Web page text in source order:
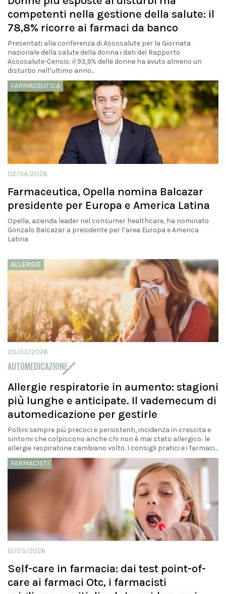
competenti nella gestione della salute: il
78,8% ricorre ai farmaci da banco
Presentati alla conferenza di Assosalute per la Giornata
nazionale della salute della donna i dati del Rapporto
Assosalute-Censis: il 93,9% delle donne ha avuto almeno un
disturbo nell’ultimo anno...
FARMACEUTICA
02/04/2026
Farmaceutica, Opella nomina Balcazar
presidente per Europa e America Latina
Opella, azienda leader nel consumer healthcare, ha nominato
Gonzalo Balcazar a presidente per l’area Europa e America
Latina
ALLERGIE
20/03/2026
AUTOMEDICAZIONE
Allergie respiratorie in aumento: stagioni
più lunghe e anticipate. Il vademecum di
automedicazione per gestirle
Pollini sempre più precoci e persistenti, incidenza in crescita e
sintomi che colpiscono anche chi non è mai stato allergico: le
allergie respiratorie cambiano volto. I consigli pratici e i farmaci...
FARMACISTI
12/03/2026
Self-care in farmacia: dai test point-of-
care ai farmaci Otc, i farmacisti